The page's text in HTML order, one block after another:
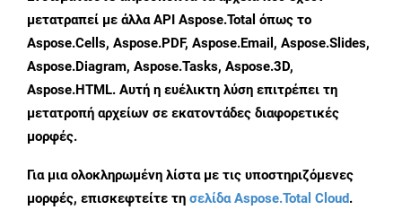
μετατραπεί με άλλα API Aspose.Total όπως το
Aspose.Cells, Aspose.PDF, Aspose.Email, Aspose.Slides,
Aspose.Diagram, Aspose.Tasks, Aspose.3D,
Aspose.HTML. Αυτή η ευέλικτη λύση επιτρέπει τη
μετατροπή αρχείων σε εκατοντάδες διαφορετικές
μορφές.
Για μια ολοκληρωμένη λίστα με τις υποστηριζόμενες
μορφές, επισκεφτείτε τη σελίδα Aspose.Total Cloud.